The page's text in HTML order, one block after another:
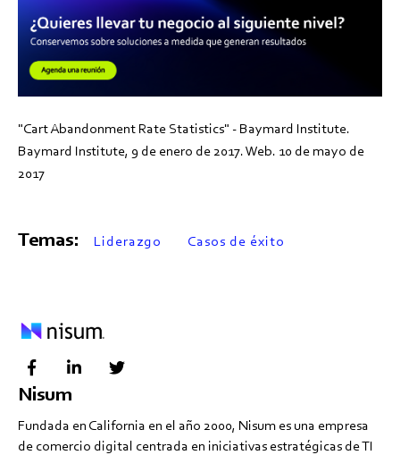
"Cart Abandonment Rate Statistics" - Baymard Institute.
Baymard Institute, 9 de enero de 2017. Web. 10 de mayo de
2017
Temas: Liderazgo Casos de éxito
Nisum
Fundada en California en el año 2000, Nisum es una empresa
de comercio digital centrada en iniciativas estratégicas de TI